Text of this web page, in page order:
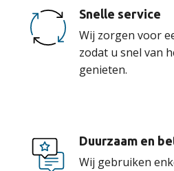
Snelle service
Wij zorgen voor
zodat u snel van
genieten.
Duurzaam en
Wij gebruiken